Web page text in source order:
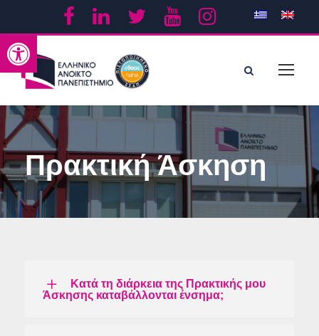
Ανοίξτε τη γραμμή εργαλείων
Πρακτική Άσκηση
Κατά τη διάρκεια της Πρακτικής μου
Άσκησης καταβάλλονται ένσημα;